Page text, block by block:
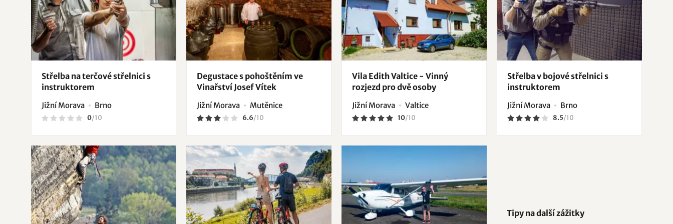
Střelba na terčové střelnici s
instruktorem
Jižní Morava Brno
0/10
Degustace s pohoštěním ve
Vinařství Josef Vítek
Jižní Morava Mutěnice
6.6/10
Vila Edith Valtice - Vinný
rozjezd pro dvě osoby
Jižní Morava Valtice
10/10
Střelba v bojové střelnici s
instruktorem
Jižní Morava Brno
8.5/10
Tipy na další zážitky